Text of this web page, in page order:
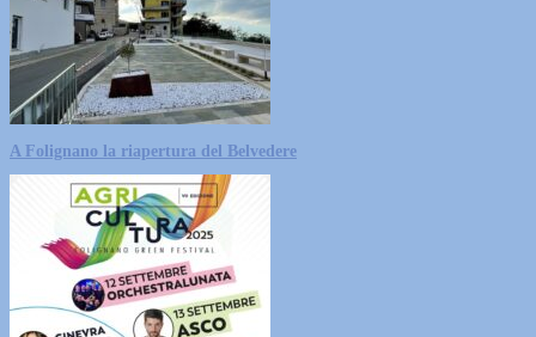
A Folignano la riapertura del Belvedere